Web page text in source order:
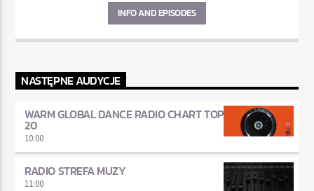
INFO AND EPISODES
NASTĘPNE AUDYCJE
WARM GLOBAL DANCE RADIO CHART TOP
20
10:00
RADIO STREFA MUZY
11:00